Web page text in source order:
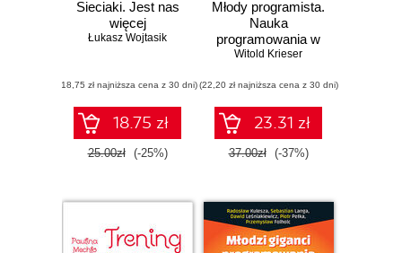
Sieciaki. Jest nas
więcej
Łukasz Wojtasik
(18,75 zł najniższa cena z 30 dni)
18.75 zł
25.00zł (-25%)
Młody programista.
Nauka
programowania w
Scratchu
Witold Krieser
(22,20 zł najniższa cena z 30 dni)
23.31 zł
37.00zł (-37%)